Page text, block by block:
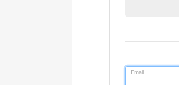
Email